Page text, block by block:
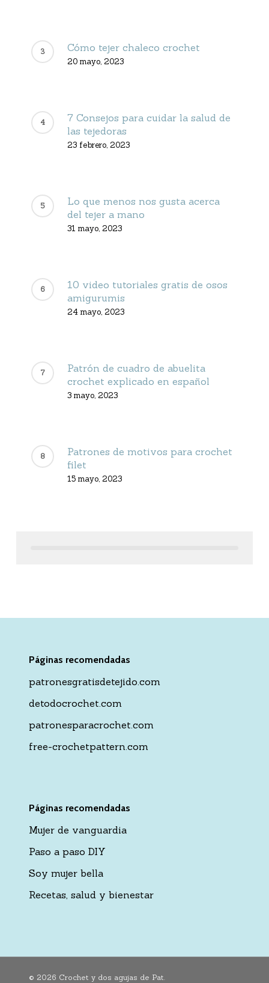
Cómo tejer chaleco crochet
20 mayo, 2023
7 Consejos para cuidar la salud de
las tejedoras
23 febrero, 2023
Lo que menos nos gusta acerca
del tejer a mano
31 mayo, 2023
10 video tutoriales gratis de osos
amigurumis
24 mayo, 2023
Patrón de cuadro de abuelita
crochet explicado en español
3 mayo, 2023
Patrones de motivos para crochet
filet
15 mayo, 2023
Páginas recomendadas
patronesgratisdetejido.com
detodocrochet.com
patronesparacrochet.com
free-crochetpattern.com
Páginas recomendadas
Mujer de vanguardia
Paso a paso DIY
Soy mujer bella
Recetas, salud y bienestar
© 2026 Crochet y dos agujas de Pat.